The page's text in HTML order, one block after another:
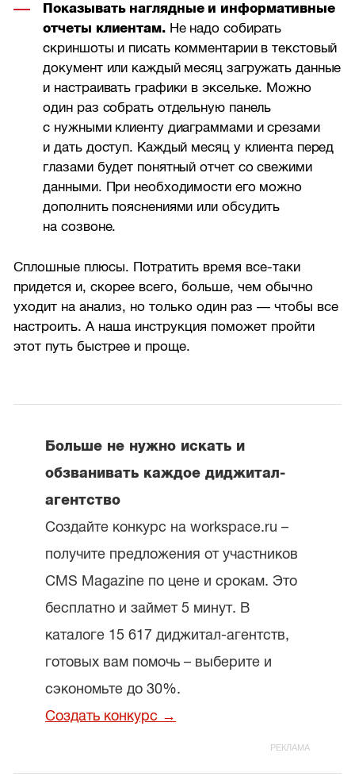
Показывать наглядные и информативные
отчеты клиентам.Не надо собирать
скриншоты и писать комментарии в текстовый
документ или каждый месяц загружать данные
и настраивать графики в эксельке. Можно
один раз собрать отдельную панель
с нужными клиенту диаграммами и срезами
и дать доступ. Каждый месяц у клиента перед
глазами будет понятный отчет со свежими
данными. При необходимости его можно
дополнить пояснениями или обсудить
на созвоне.
Сплошные плюсы. Потратить время все-таки
придется и, скорее всего, больше, чем обычно
уходит на анализ, но только один раз — чтобы все
настроить. А наша инструкция поможет пройти
этот путь быстрее и проще.
Больше не нужно искать и
обзванивать каждое диджитал-
агентство
Создайте конкурс на workspace.ru –
получите предложения от участников
CMS Magazine по цене и срокам. Это
бесплатно и займет 5 минут. В
каталоге 15 617 диджитал-агентств,
готовых вам помочь – выберите и
сэкономьте до 30%.
Создать конкурс →